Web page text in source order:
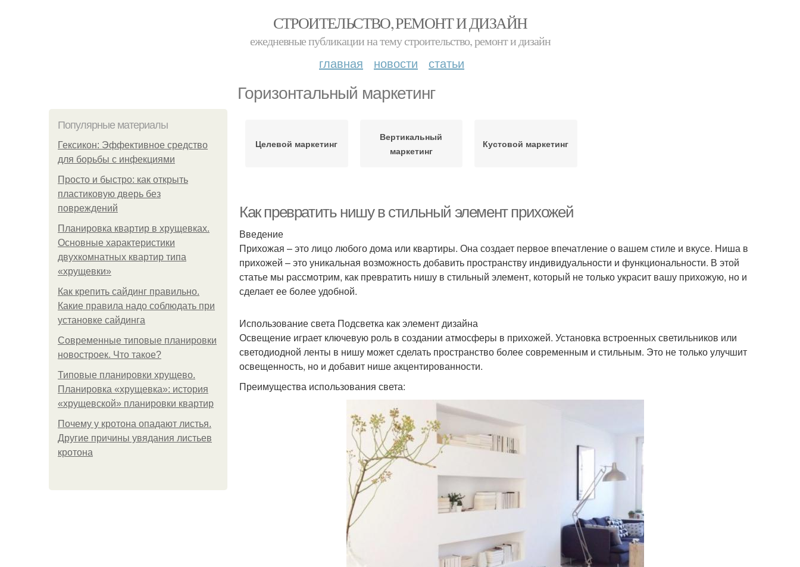
СТРОИТЕЛЬСТВО, РЕМОНТ И ДИЗАЙН
ежедневные публикации на тему строительство, ремонт и дизайн
главная новости статьи
Горизонтальный маркетинг
Популярные материалы
Гексикон: Эффективное средство
для борьбы с инфекциями
Просто и быстро: как открыть
пластиковую дверь без
повреждений
Планировка квартир в хрущевках.
Основные характеристики
двухкомнатных квартир типа
«хрущевки»
Как крепить сайдинг правильно.
Какие правила надо соблюдать при
установке сайдинга
Современные типовые планировки
новостроек. Что такое?
Типовые планировки хрущево.
Планировка «хрущевка»: история
«хрущевской» планировки квартир
Почему у кротона опадают листья.
Другие причины увядания листьев
кротона
Целевой маркетинг
Вертикальный
маркетинг
Кустовой маркетинг
Как превратить нишу в стильный элемент прихожей
Введение
Прихожая – это лицо любого дома или квартиры. Она создает первое впечатление о вашем стиле и вкусе. Ниша в
прихожей – это уникальная возможность добавить пространству индивидуальности и функциональности. В этой
статье мы рассмотрим, как превратить нишу в стильный элемент, который не только украсит вашу прихожую, но и
сделает ее более удобной.
Использование света Подсветка как элемент дизайна
Освещение играет ключевую роль в создании атмосферы в прихожей. Установка встроенных светильников или
светодиодной ленты в нишу может сделать пространство более современным и стильным. Это не только улучшит
освещенность, но и добавит нише акцентированности.
Преимущества использования света: